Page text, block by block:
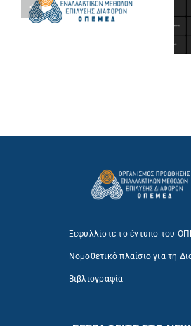
Ξεφυλλίστε το έντυπο του
Νομοθετικό πλαίσιο για τη
Βιβλιογραφία